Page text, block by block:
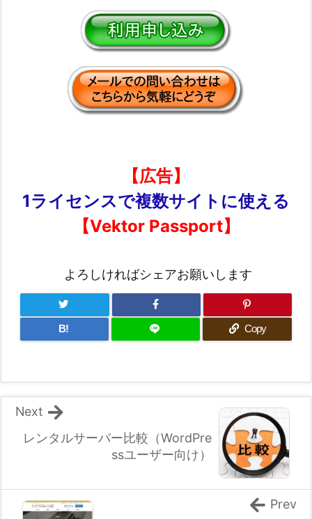
【広告】
1ライセンスで複数サイトに使える
【Vektor Passport】
よろしければシェアお願いします
B! Copy
レンタルサーバー比較（WordPre
ssユーザー向け）
Next
Prev